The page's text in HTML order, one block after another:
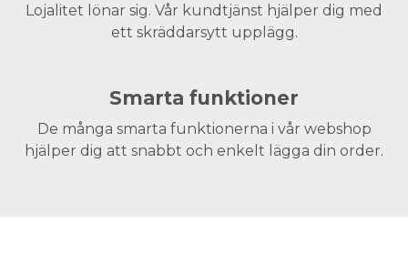
Lojalitet lönar sig. Vår kundtjänst hjälper dig med
ett skräddarsytt upplägg.
Smarta funktioner
De många smarta funktionerna i vår webshop
hjälper dig att snabbt och enkelt lägga din order.